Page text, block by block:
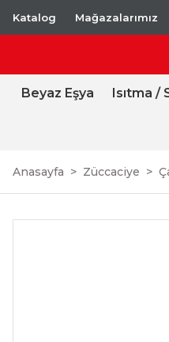
Katalog Mağazalarımız
Beyaz Eşya Isıtma /
Anasayfa Züccaciye